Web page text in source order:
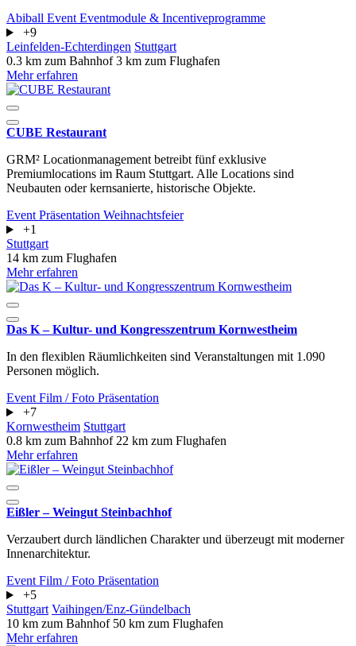
Abiball Event Eventmodule & Incentiveprogramme
+9
Leinfelden-Echterdingen Stuttgart
0.3 km zum Bahnhof3 km zum Flughafen
Mehr erfahren
CUBE Restaurant
GRM² Locationmanagement betreibt fünf exklusive
Premiumlocations im Raum Stuttgart. Alle Locations sind
Neubauten oder kernsanierte, historische Objekte.
Event Präsentation Weihnachtsfeier
+1
Stuttgart
14 km zum Flughafen
Mehr erfahren
Das K – Kultur- und Kongresszentrum Kornwestheim
In den flexiblen Räumlichkeiten sind Veranstaltungen mit 1.090
Personen möglich.
Event Film / Foto Präsentation
+7
Kornwestheim Stuttgart
0.8 km zum Bahnhof 22 km zum Flughafen
Mehr erfahren
Eißler – Weingut Steinbachhof
Verzaubert durch ländlichen Charakter und überzeugt mit moderner
Innenarchitektur.
Event Film / Foto Präsentation
+5
Stuttgart Vaihingen/Enz-Gündelbach
10 km zum Bahnhof 50 km zum Flughafen
Mehr erfahren